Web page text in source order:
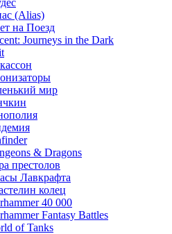
(Alias)
на Поезд
Journeys in the Dark
мир
& Dragons
престолов
Лавкрафта
колец
40 000
Fantasy Battles
of Tanks